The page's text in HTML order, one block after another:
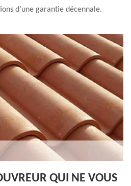
d’une garantie décennale.
QUI NE VOUS